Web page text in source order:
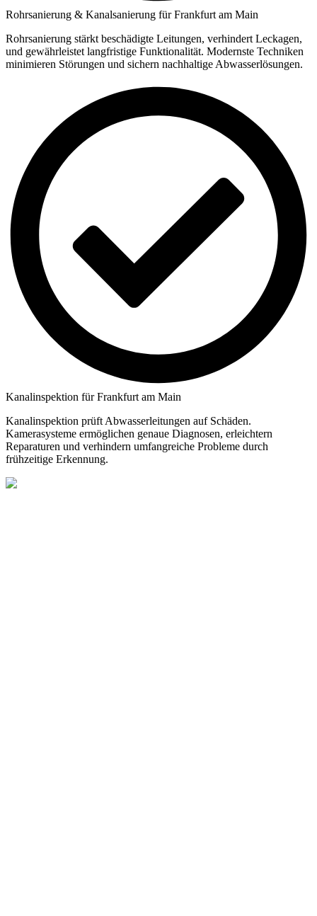
Rohrsanierung & Kanalsanierung für Frankfurt am Main
Rohrsanierung stärkt beschädigte Leitungen, verhindert Leckagen,
und gewährleistet langfristige Funktionalität. Modernste Techniken
minimieren Störungen und sichern nachhaltige Abwasserlösungen.
Kanalinspektion für Frankfurt am Main
Kanalinspektion prüft Abwasserleitungen auf Schäden.
Kamerasysteme ermöglichen genaue Diagnosen, erleichtern
Reparaturen und verhindern umfangreiche Probleme durch
frühzeitige Erkennung.